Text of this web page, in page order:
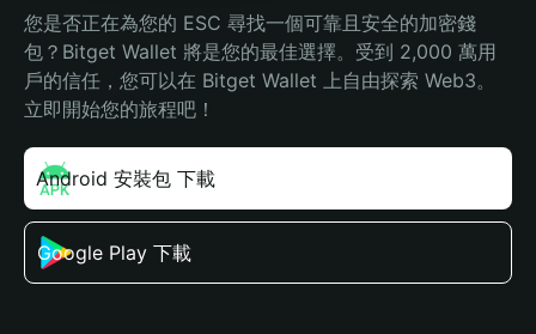
您是否正在為您的 ESC 尋找一個可靠且安全的加密錢
包？Bitget Wallet 將是您的最佳選擇。受到 2,000 萬用
戶的信任，您可以在 Bitget Wallet 上自由探索 Web3。
立即開始您的旅程吧！
Android 安裝包 下載
Google Play 下載